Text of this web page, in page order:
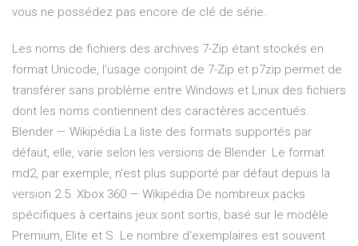
vous ne possédez pas encore de clé de série.
Les noms de fichiers des archives 7-Zip étant stockés en
format Unicode, l’usage conjoint de 7-Zip et p7zip permet de
transférer sans problème entre Windows et Linux des fichiers
dont les noms contiennent des caractères accentués.
Blender — Wikipédia La liste des formats supportés par
défaut, elle, varie selon les versions de Blender. Le format
md2, par exemple, n'est plus supporté par défaut depuis la
version 2.5. Xbox 360 — Wikipédia De nombreux packs
spécifiques à certains jeux sont sortis, basé sur le modèle
Premium, Elite et S. Le nombre d'exemplaires est souvent